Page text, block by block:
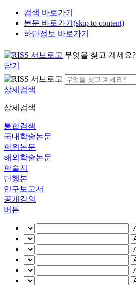
검색 바로가기
본문 바로가기(skip to content)
하단정보 바로가기
무엇을 찾고 계세요?
닫기
상세검색
상세검색
통합검색
국내학술논문
학위논문
해외학술논문
학술지
단행본
연구보고서
공개강의
버튼